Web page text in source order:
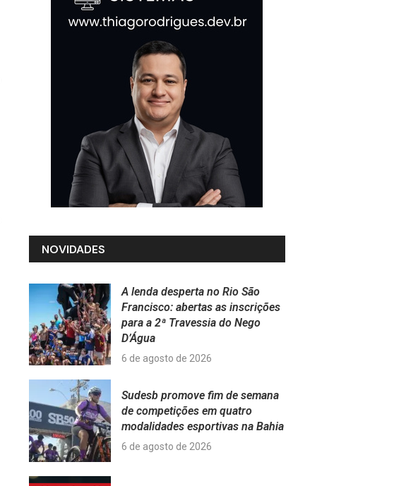
NOVIDADES
A lenda desperta no Rio São
Francisco: abertas as inscrições
para a 2ª Travessia do Nego
D’Água
6 de agosto de 2026
Sudesb promove fim de semana
de competições em quatro
modalidades esportivas na Bahia
6 de agosto de 2026